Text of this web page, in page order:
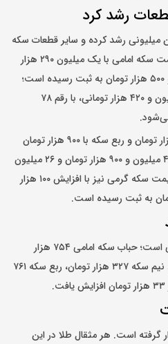
رشد کرد
رشد کرده و سایر قطعات سکه
نیز افزایش قابل توجهی دارند. قیمت سکه امامی با یک میلیون ۲۹۰ هزار
تومان افزایش، با رقم ۸۶ میلیون و ۵۰۰ هزار تومان به ثبت رسیده است؛
سکه بهار آزادی با افزایش یک میلیون و ۴۲۰ هزار تومانی، با رقم ۷۸
همچنین قیمت نیم سکه با ۶۰۰ هزار تومان و ربع سکه با ۹۰۰ هزار تومان
افزایش، به ترتیب روی رقم‌های ۴۴ میلیون و ۹۰۰ هزار تومان و ۲۶ میلیون
و ۷۰۰ هزار تومان قرار گرفته‌اند. قیمت سکه گرمی نیز با افزایش ۱۰۰ هزار
حباب سکه امروز در تمامی افزایشی است؛ حباب سکه امامی ۷۵۴ هزار
تومان، بهار آزادی ۸۳۹ هزار تومان، نیم سکه ۳۲۷ هزار تومان، ربع سکه ۷۶۱
گرفته است. هر مثقال طلا در این